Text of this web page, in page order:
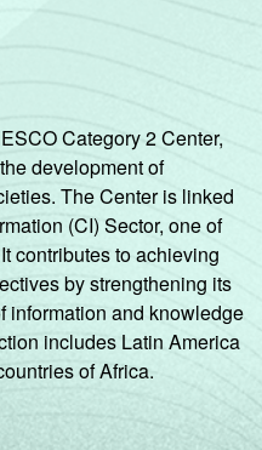
Category 2 Center,
development of
The Center is linked
(CI) Sector, one of
contributes to achieving
by strengthening its
information and knowledge
includes Latin America
of Africa.